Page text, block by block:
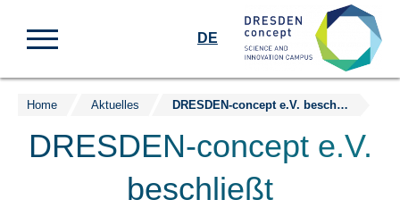
Inhalt
springen
DE
Home Aktuelles DRESDEN-concept e.V. beschließt Satzungsnovelle und wählt neuen Vorstand
DRESDEN-concept e.V.
beschließt